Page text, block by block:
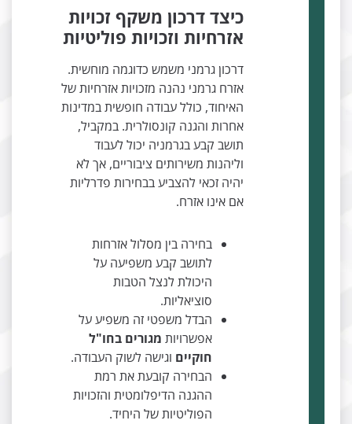
כיצד דרכון משקף זכויות
אזרחיות וזכויות פוליטיות
דרכון גרמני משמש כדוגמה מוחשית.
אזרח גרמני נהנה מזכויות אזרחיות של
האיחוד, כולל עבודה חופשית במדינות
אחרות והגנה קונסולרית. במקביל,
תושב קבע בגרמניה יכול לעבוד
וליהנות משירותים ציבוריים, אך לא
יהיה זכאי להצביע בבחירות פדרליות
אם אינו אזרח.
בחירה בין מסלול אזרחות
לתושב קבע משפיעה על
היכולת לנצל הטבות
סוציאליות.
הבדל משפטי זה משפיע על
אפשרויותמגורים בחו"ל
וגישה לשוק העבודה.
הבחירה קובעת את רמת
ההגנה הדיפלומטית והזכויות
הפוליטיות של היחיד.